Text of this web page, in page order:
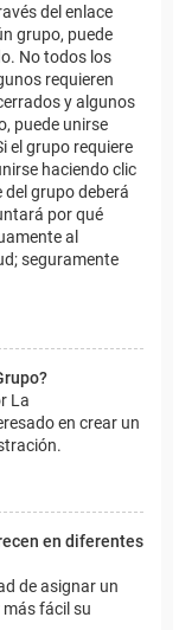
del enlace
grupo, puede
No todos los
requieren
y algunos
puede unirse
el grupo requiere
haciendo clic
grupo deberá
por qué
al
seguramente
La
en crear un
en diferentes
de asignar un
fácil su